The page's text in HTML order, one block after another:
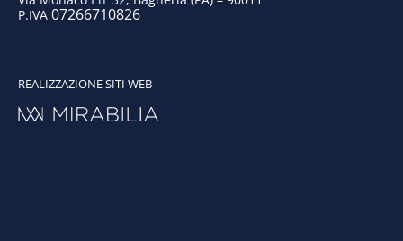
P.IVA 07266710826
REALIZZAZIONE SITI WEB